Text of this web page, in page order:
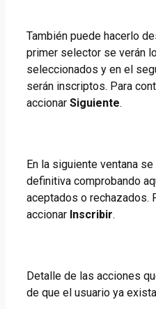
También puede hacerlo
primer selector se verán
seleccionados y en el
serán inscriptos. Para
accionar Siguiente.
En la siguiente ventana
definitiva comprobando
aceptados o rechazados.
accionar Inscribir.
Detalle de las acciones
de que el usuario ya